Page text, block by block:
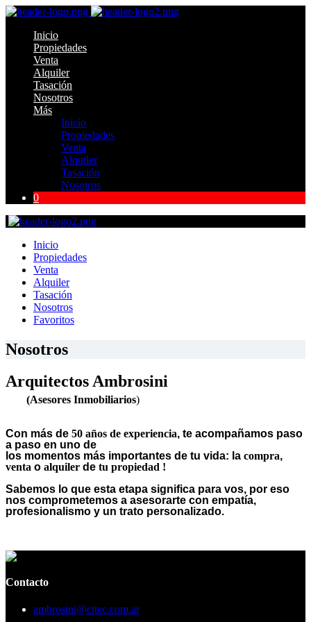
Inicio
Propiedades
Venta
Alquiler
Tasación
Nosotros
Más
Inicio
Propiedades
Venta
Alquiler
Tasación
Nosotros
0
Inicio
Propiedades
Venta
Alquiler
Tasación
Nosotros
Favoritos
Nosotros
Arquitectos Ambrosini
(Asesores Inmobiliarios)
Con más de 50 años de experiencia, te acompañamos paso
a paso en uno de
los momentos más importantes de tu vida: la compra,
venta o alquiler de tu propiedad !
Sabemos lo que esta etapa significa para vos, por eso
nos comprometemos a asesorarte con empatía,
profesionalismo y un trato personalizado.
Contacto
ambrosini@citec.com.ar